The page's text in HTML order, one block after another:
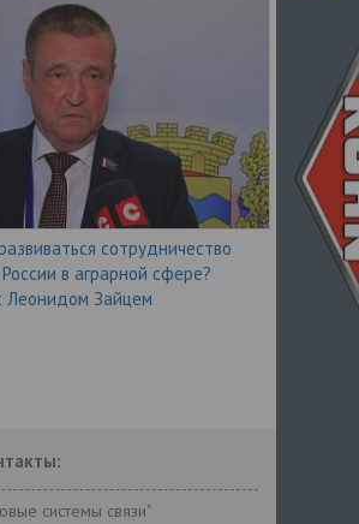
сотрудничество
в аграрной сфере?
Леонидом Зайцем
системы связи"